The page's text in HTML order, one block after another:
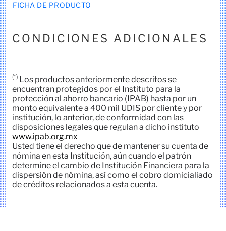
FICHA DE PRODUCTO
CONDICIONES ADICIONALES
(*) Los productos anteriormente descritos se
encuentran protegidos por el Instituto para la
protección al ahorro bancario (IPAB) hasta por un
monto equivalente a 400 mil UDIS por cliente y por
institución, lo anterior, de conformidad con las
disposiciones legales que regulan a dicho instituto
www.ipab.org.mx
Usted tiene el derecho que de mantener su cuenta de
nómina en esta Institución, aún cuando el patrón
determine el cambio de Institución Financiera para la
dispersión de nómina, así como el cobro domicialiado
de créditos relacionados a esta cuenta.